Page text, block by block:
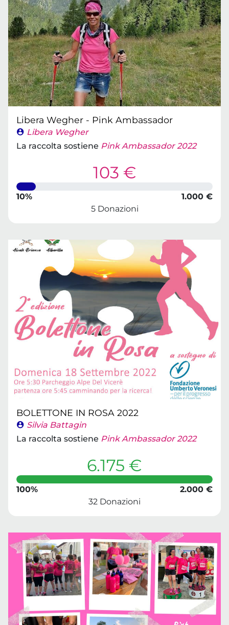
Libera Wegher - Pink Ambassador
Libera Wegher
La raccolta sostiene Pink Ambassador 2022
103 €
10%
1.000 €
5 Donazioni
BOLETTONE IN ROSA 2022
Silvia Battagin
La raccolta sostiene Pink Ambassador 2022
6.175 €
100%
2.000 €
32 Donazioni